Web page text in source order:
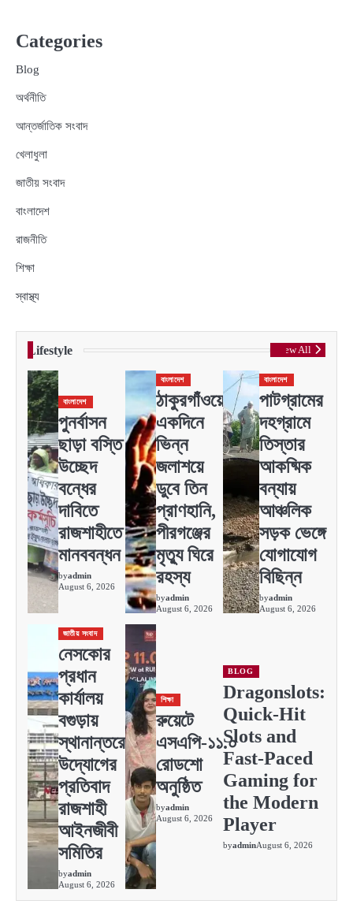
Categories
Blog
অর্থনীতি
আন্তর্জাতিক সংবাদ
খেলাধুলা
জাতীয় সংবাদ
বাংলাদেশ
রাজনীতি
শিক্ষা
স্বাস্থ্য
Lifestyle View All
বাংলাদেশ
পুনর্বাসন
ছাড়া বস্তি
উচ্ছেদ
বন্ধের
দাবিতে
রাজশাহীতে
মানববন্ধন
byadmin
August 6, 2026
বাংলাদেশ
ঠাকুরগাঁওয়ে
একদিনে
ভিন্ন
জলাশয়ে
ডুবে তিন
প্রাণহানি,
পীরগঞ্জের
মৃত্যু ঘিরে
রহস্য
byadmin
August 6, 2026
বাংলাদেশ
পাটগ্রামের
দহগ্রামে
তিস্তার
আকষ্মিক
বন্যায়
আঞ্চলিক
সড়ক ভেঙ্গে
যোগাযোগ
বিছিন্ন
byadmin
August 6, 2026
জাতীয় সংবাদ
নেসকোর
প্রধান
কার্যালয়
বগুড়ায়
স্থানান্তরের
উদ্যোগের
প্রতিবাদ
রাজশাহী
আইনজীবী
সমিতির
byadmin
August 6, 2026
শিক্ষা
রুয়েটে
এসএপি-১১.০
রোডশো
অনুষ্ঠিত
byadmin
August 6, 2026
BLOG
Dragonslots:
Quick‑Hit
Slots and
Fast‑Paced
Gaming for
the Modern
Player
byadminAugust 6, 2026